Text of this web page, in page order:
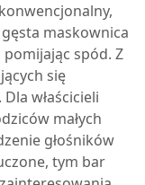
maskownica
spód. Z
się
właścicieli
małych
głośników
tym bar